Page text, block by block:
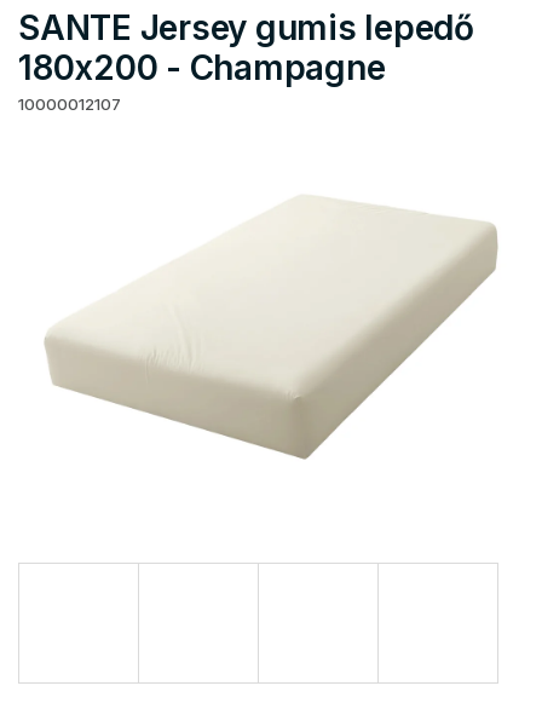
SANTE Jersey gumis lepedő
180x200 - Champagne
10000012107